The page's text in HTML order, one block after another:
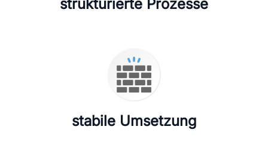
strukturierte Prozesse
stabile Umsetzung